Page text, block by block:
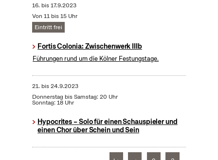
16. bis17.9.2023
Von 11 bis 15 Uhr
Eintritt frei
Fortis Colonia: Zwischenwerk IIIb
Führungen rund um die Kölner Festungstage.
21. bis24.9.2023
Donnerstag bis Samstag: 20 Uhr
Sonntag: 18 Uhr
Hypocrites – Solo für einen Schauspieler und
einen Chor über Schein und Sein